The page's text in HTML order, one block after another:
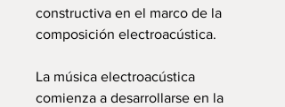
constructiva en el marco de la
composición electroacústica.
La música electroacústica
comienza a desarrollarse en la